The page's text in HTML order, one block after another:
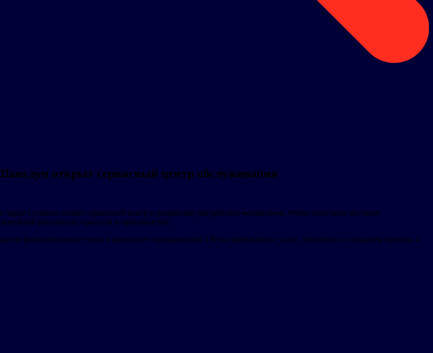
открыт сервисный центр обслуживания
Суншань создан сервисный центр и разработан ряд рабочих механизмов, чтобы облегчить местным
реализации проектов и производству.
функциональные зоны и предлагает предприятиям 130 востребованных услуг, связанных с созданием проекта, а